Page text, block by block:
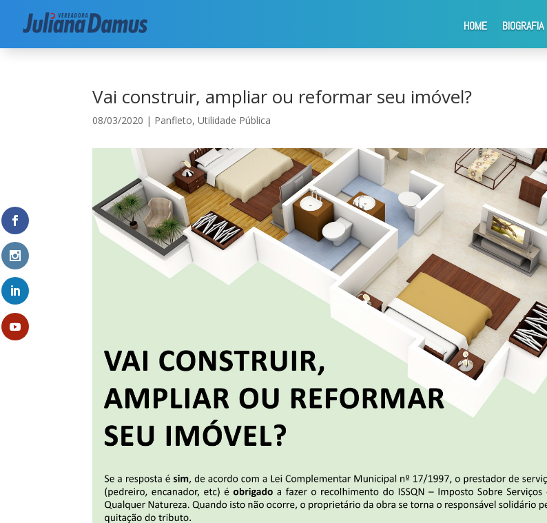
HOME BIOGRAFIA
Início|Utilidade Pública
Vai construir, ampliar ou reformar seu imóvel?
08/03/2020 | Panfleto,Utilidade Pública